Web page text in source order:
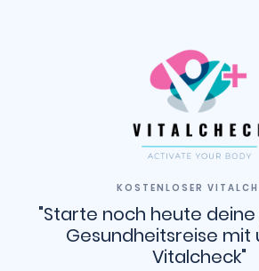
KOSTENLOSER
"Starte noch heute
Gesundheitsreise mit
Vitalcheck"